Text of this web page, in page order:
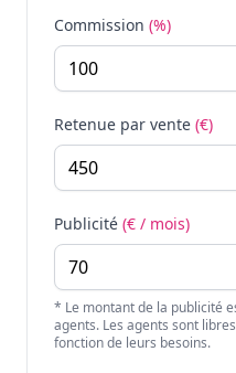
Commission (%)
Retenue par vente (€)
Publicité (€ / mois)
* Le montant de la publicité
agents. Les agents sont
fonction de leurs besoins.